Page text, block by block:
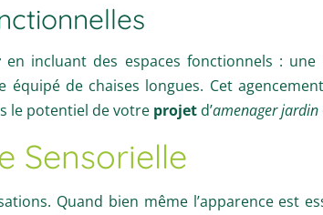
en incluant des espaces fonctionnels :
de chaises longues. Cet
le potentiel de votre projet d’amenager jardin
Sensorielle
Quand bien même l’apparence est